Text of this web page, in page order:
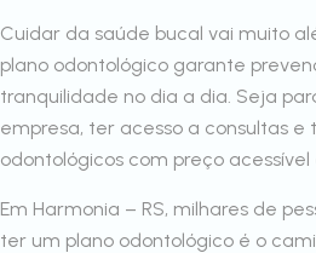
Cuidar da saúde bucal vai muito
plano odontológico garante
tranquilidade no dia a dia. Seja
empresa, ter acesso a consultas
odontológicos com preço
Em Harmonia – RS, milhares de
ter um plano odontológico é o